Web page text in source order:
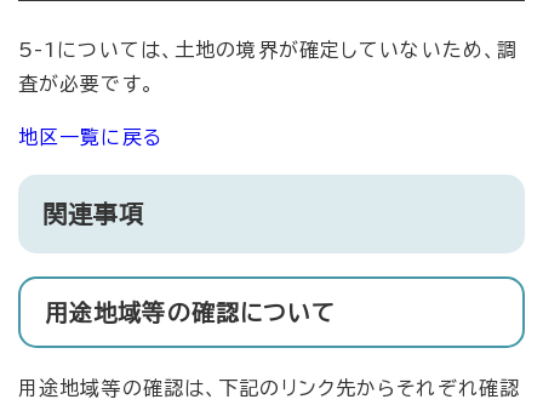
5-1については、土地の境界が確定していないため、調
査が必要です。
地区一覧に戻る
関連事項
用途地域等の確認について
用途地域等の確認は、下記のリンク先からそれぞれ確認